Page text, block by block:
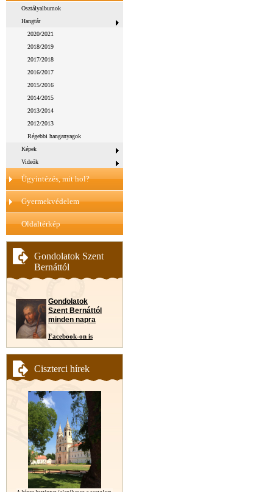
Osztályalbumok
Hangtár
2020/2021
2018/2019
2017/2018
2016/2017
2015/2016
2014/2015
2013/2014
2012/2013
Régebbi hanganyagok
Képek
Videók
Ügyintézés, mit hol?
Gyermekvédelem
Oldaltérkép
Gondolatok Szent
Bernáttól
Gondolatok
Szent Bernáttól
minden napra
Facebook-on is
Ciszterci hírek